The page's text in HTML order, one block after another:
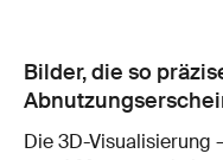
Bilder, die so
Die 3D-Visualisierung